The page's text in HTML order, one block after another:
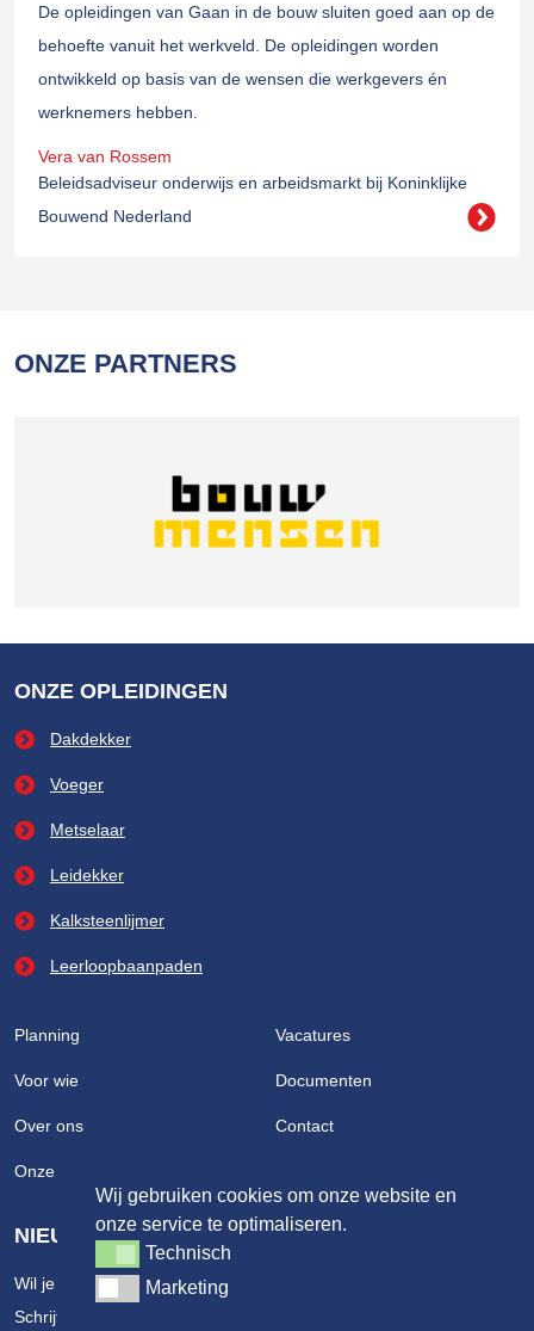
Wij gebruiken cookies om onze website en
onze service te optimaliseren.
TechnischTechnisch
MarketingMarketing
De opleidingen van Gaan in de bouw sluiten goed aan op de
behoefte vanuit het werkveld. De opleidingen worden
ontwikkeld op basis van de wensen die werkgevers én
werknemers hebben.
Vera van Rossem
Beleidsadviseur onderwijs en arbeidsmarkt bij Koninklijke
Bouwend Nederland
ONZE PARTNERS
ONZE OPLEIDINGEN
Dakdekker
Voeger
Metselaar
Leidekker
Kalksteenlijmer
Leerloopbaanpaden
Planning
Voor wie
Over ons
Onze partners
Vacatures
Documenten
Contact
NIEUWSBRIEF
Wil je op de hoogte blijven van geplande opleidingen?
Schrijf je nu in op de nieuwsbrief